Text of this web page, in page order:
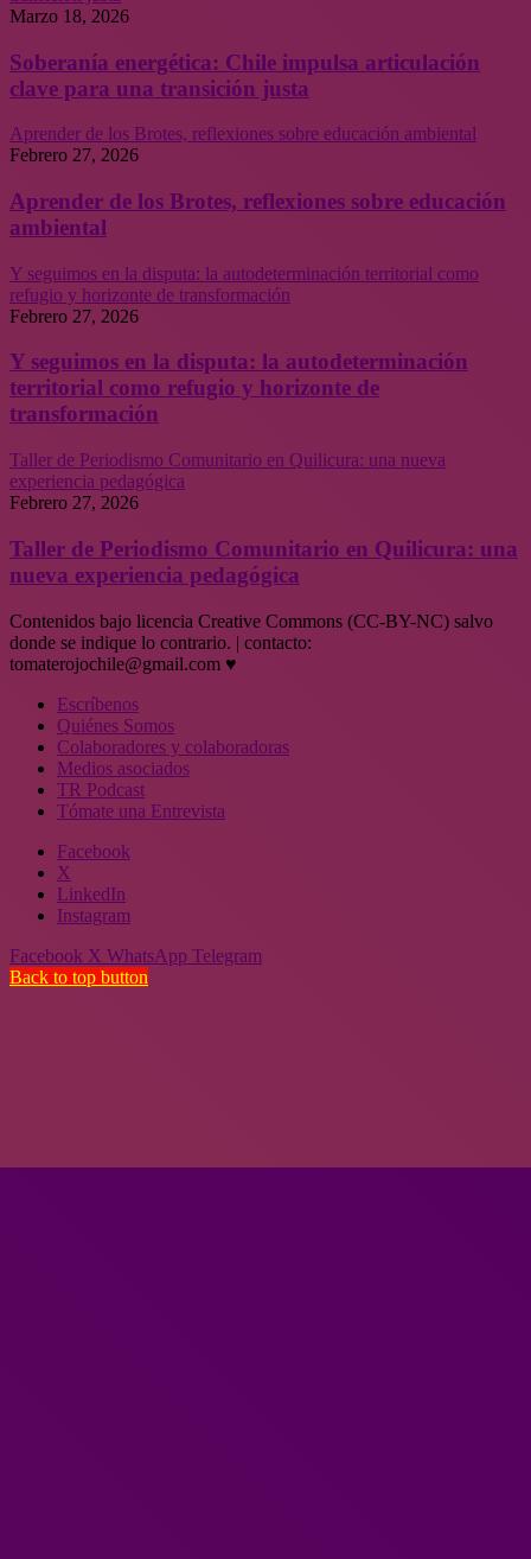
Marzo 18, 2026
Soberanía energética: Chile impulsa articulación
clave para una transición justa
Aprender de los Brotes, reflexiones sobre educación ambiental
Febrero 27, 2026
Aprender de los Brotes, reflexiones sobre educación
ambiental
Y seguimos en la disputa: la autodeterminación territorial como
refugio y horizonte de transformación
Febrero 27, 2026
Y seguimos en la disputa: la autodeterminación
territorial como refugio y horizonte de
transformación
Taller de Periodismo Comunitario en Quilicura: una nueva
experiencia pedagógica
Febrero 27, 2026
Taller de Periodismo Comunitario en Quilicura: una
nueva experiencia pedagógica
Contenidos bajo licencia Creative Commons (CC-BY-NC) salvo
donde se indique lo contrario. | contacto:
tomaterojochile@gmail.com ♥
Escríbenos
Quiénes Somos
Colaboradores y colaboradoras
Medios asociados
TR Podcast
Tómate una Entrevista
Facebook
X
LinkedIn
Instagram
Facebook X WhatsApp Telegram
Back to top button